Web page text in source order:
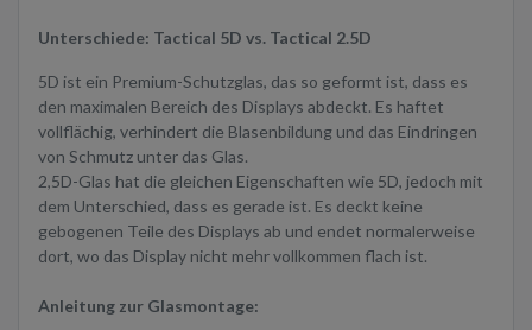
Unterschiede: Tactical 5D vs. Tactical 2.5D
5D ist ein Premium-Schutzglas, das so geformt ist, dass es
den maximalen Bereich des Displays abdeckt. Es haftet
vollflächig, verhindert die Blasenbildung und das Eindringen
von Schmutz unter das Glas.
2,5D-Glas hat die gleichen Eigenschaften wie 5D, jedoch mit
dem Unterschied, dass es gerade ist. Es deckt keine
gebogenen Teile des Displays ab und endet normalerweise
dort, wo das Display nicht mehr vollkommen flach ist.
Anleitung zur Glasmontage: